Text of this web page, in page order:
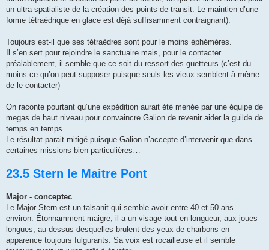
un ultra spatialiste de la création des points de transit. Le maintien d’une
forme tétraédrique en glace est déjà suffisamment contraignant).
Toujours est-il que ses tétraèdres sont pour le moins éphémères.
Il s’en sert pour rejoindre le sanctuaire mais, pour le contacter
préalablement, il semble que ce soit du ressort des guetteurs (c’est du
moins ce qu’on peut supposer puisque seuls les vieux semblent à même
de le contacter)
On raconte pourtant qu’une expédition aurait été menée par une équipe de
megas de haut niveau pour convaincre Galion de revenir aider la guilde de
temps en temps.
Le résultat parait mitigé puisque Galion n’accepte d’intervenir que dans
certaines missions bien particulières…
23.5 Stern le Maitre Pont
Major - conceptec
Le Major Stern est un talsanit qui semble avoir entre 40 et 50 ans
environ. Étonnamment maigre, il a un visage tout en longueur, aux joues
longues, au-dessus desquelles brulent des yeux de charbons en
apparence toujours fulgurants. Sa voix est rocailleuse et il semble